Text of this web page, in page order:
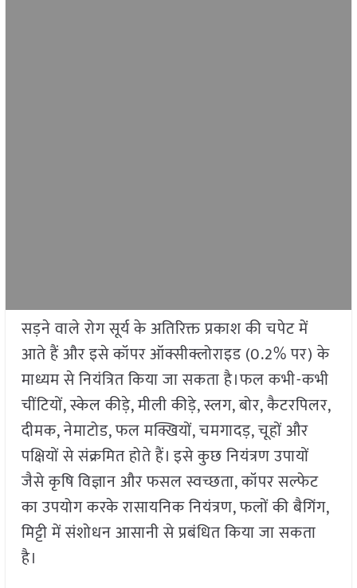
सड़ने वाले रोग सूर्य के अतिरिक्त प्रकाश की चपेट में
आते हैं और इसे कॉपर ऑक्सीक्लोराइड (0.2% पर) के
माध्यम से नियंत्रित किया जा सकता है।फल कभी-कभी
चींटियों, स्केल कीड़े, मीली कीड़े, स्लग, बोर, कैटरपिलर,
दीमक, नेमाटोड, फल मक्खियों, चमगादड़, चूहों और
पक्षियों से संक्रमित होते हैं। इसे कुछ नियंत्रण उपायों
जैसे कृषि विज्ञान और फसल स्वच्छता, कॉपर सल्फेट
का उपयोग करके रासायनिक नियंत्रण, फलों की बैगिंग,
मिट्टी में संशोधन आसानी से प्रबंधित किया जा सकता
है।